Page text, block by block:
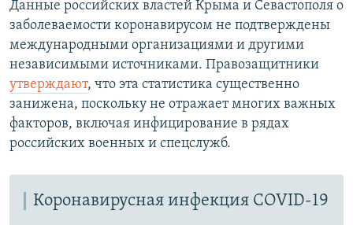
Данные российских властей Крыма и Севастополя о
заболеваемости коронавирусом не подтверждены
международными организациями и другими
независимыми источниками. Правозащитники
утверждают, что эта статистика существенно
занижена, поскольку не отражает многих важных
факторов, включая инфицирование в рядах
российских военных и спецслужб.
Коронавирусная инфекция COVID-19